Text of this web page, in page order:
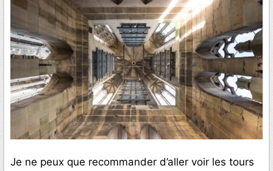
Je ne peux que recommander d’aller voir les tours